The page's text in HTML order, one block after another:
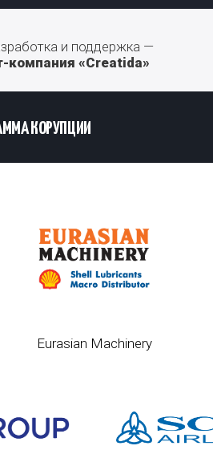
и поддержка —
компания «Creatida»
КОРУПЦИИ
Eurasian Machinery